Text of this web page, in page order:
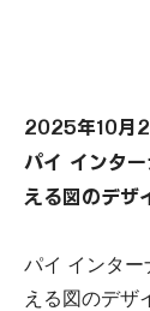
2025年10月
パイ インタ
える図のデザ
パイ インタ
える図のデザ